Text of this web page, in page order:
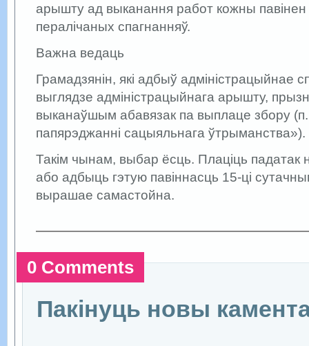
арышту ад выканання работ кожны
пералічаных спагнанняў.
Важна ведаць
Грамадзянін, які адбыў адміністрацыйнае
выглядзе адміністрацыйнага арышту,
выканаўшым абавязак па выплаце збору
папярэджанні сацыяльнага ўтрыманства»).
Такім чынам, выбар ёсць. Плаціць падатак
або адбыць гэтую павіннасць 15-ці
вырашае самастойна.
0 Comments
Пакінуць новы